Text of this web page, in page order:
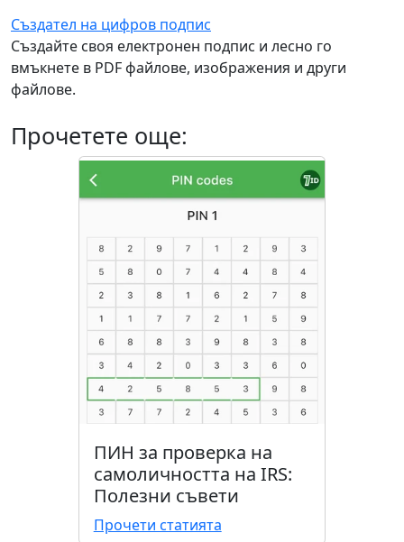
Създател на цифров подпис
Създайте своя електронен подпис и лесно го
вмъкнете в PDF файлове, изображения и други
файлове.
Прочетете още:
ПИН за проверка на
самоличността на IRS:
Полезни съвети
Прочети статията